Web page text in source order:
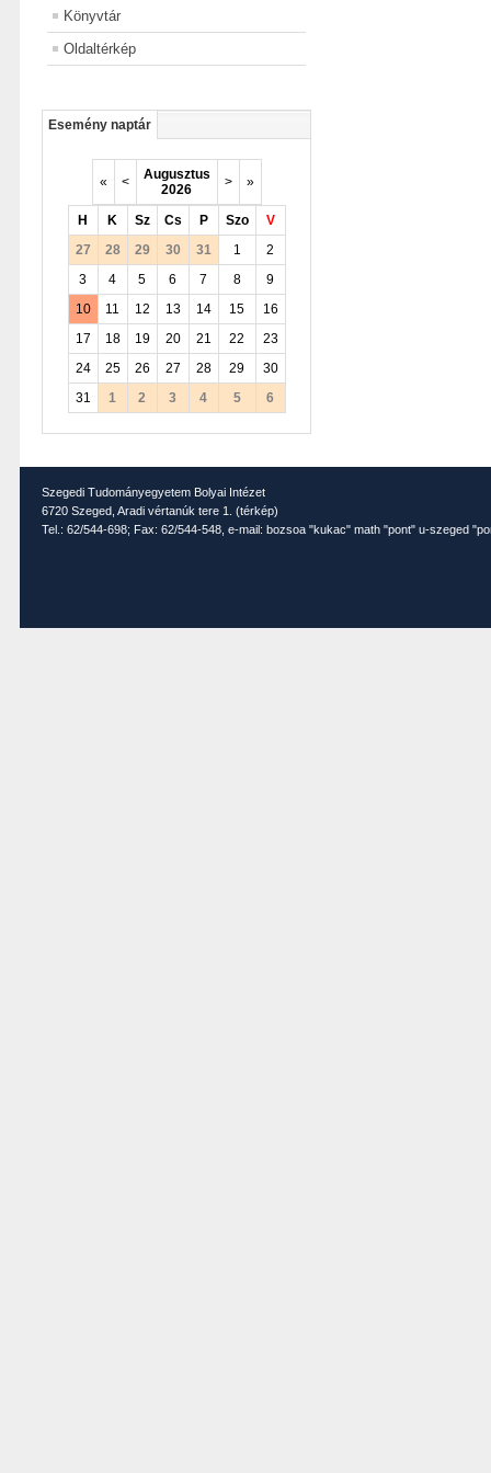
Könyvtár
Oldaltérkép
Esemény naptár
« <
Augusztus
2026
> »
H K Sz Cs P Szo
V
27
28 29 30 31 1
2
3
4 5 6 7 8
9
10
11 12 13 14 15
16
17
18 19 20 21 22
23
24
25 26 27 28 29
30
31
1 2 3 4 5 6
Szegedi Tudományegyetem Bolyai Intézet
6720 Szeged, Aradi vértanúk tere 1. (térkép)
Tel.: 62/544-698; Fax: 62/544-548, e-mail: bozsoa "kukac" math "pont" u-szeged